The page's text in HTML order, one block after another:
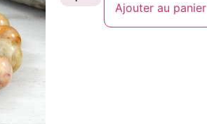
Ajouter au panier